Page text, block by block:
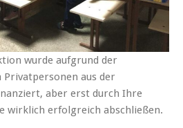
wurde aufgrund der
aus der
aber erst durch Ihre
wirklich erfolgreich abschließen.